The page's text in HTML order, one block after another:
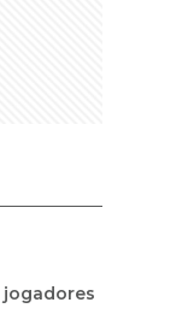
jogadores